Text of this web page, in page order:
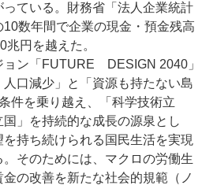
ている。財務省「法人企業統計
数年間で企業の現金・預金残高
円を越えた。
ン「FUTURE DESIGN 2040」
口減少」と「資源も持たない島
件を乗り越え、「科学技術立
」を持続的な成長の源泉とし
持ち続けられる国民生活を実現
そのためには、マクロの労働生
の改善を新たな社会的規範（ノ